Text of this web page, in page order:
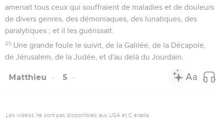
amenait tous ceux qui souffraient de maladies et de douleurs
de divers genres, des démoniaques, des lunatiques, des
paralytiques ; et il les guérissait.
25 Une grande foule le suivit, de la Galilée, de la Décapole,
de Jérusalem, de la Judée, et d'au delà du Jourdain.
Matthieu 5
Les vidéos ne sont pas disponibles aux USA et C anada.